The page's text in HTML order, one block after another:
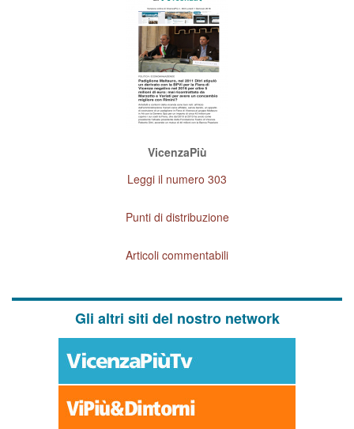
VicenzaPiù
Leggi il numero 303
Punti di distribuzione
Articoli commentabili
Gli altri siti del nostro network